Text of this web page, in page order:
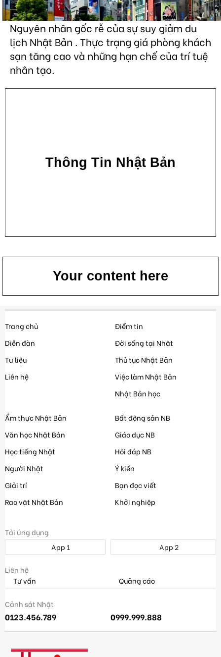
Nguyên nhân gốc rễ của sự suy giảm du
lịch Nhật Bản . Thực trạng giá phòng khách
sạn tăng cao và những hạn chế của trí tuệ
nhân tạo.
Thông Tin Nhật Bản
Your content here
Trang chủ
Diễn đàn
Tư liệu
Liên hệ
Điểm tin
Đời sống tại Nhật
Thủ tục Nhật Bản
Việc làm Nhật Bản
Nhật Bản học
Ẩm thực Nhật Bản
Văn học Nhật Bản
Học tiếng Nhật
Người Nhật
Giải trí
Rao vặt Nhật Bản
Bất động sản NB
Giáo dục NB
Hỏi đáp NB
Ý kiến
Bạn đọc viết
Khởi nghiệp
Tải ứng dụng
App 1
App 2
Liên hệ
Tư vấn
Quảng cáo
Cảnh sát Nhật
0123.456.789 0999.999.888